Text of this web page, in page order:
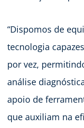
“Dispomos de
tecnologia
por vez,
análise
apoio de
que auxiliam na